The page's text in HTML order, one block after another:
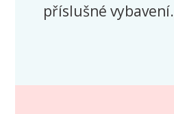
příslušné vybavení.